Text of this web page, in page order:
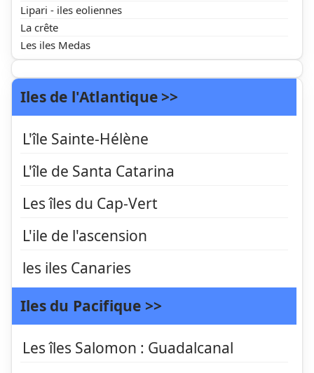
Lipari - iles eoliennes
La crête
Les iles Medas
Iles de l'Atlantique >>
L'île Sainte-Hélène
L'île de Santa Catarina
Les îles du Cap-Vert
L'ile de l'ascension
les iles Canaries
Iles du Pacifique >>
Les îles Salomon : Guadalcanal